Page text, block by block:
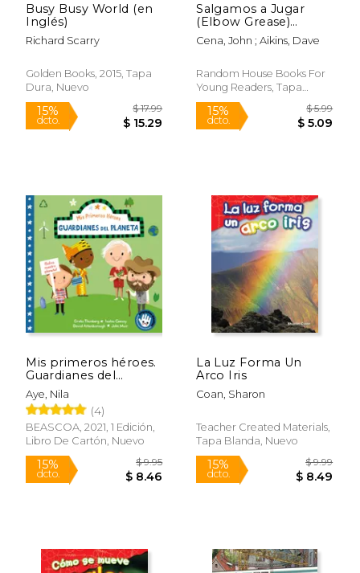
15%
dcto.
15%
dcto.
40%
dcto. $ 22.62 dcto.
Busy Busy World (en
Inglés)
Richard Scarry
Golden Books, 2015, Tapa
Dura, Nuevo
Salgamos a Jugar
(Elbow Grease)
(Leyendo a Pasos
(Step Into Reading))
Cena, John ; Aikins, Dave
Random House Books For
Young Readers, Tapa
Blanda, Nuevo
Mis primeros héroes.
Guardianes del
planeta
Aye, Nila
(4)
BEASCOA, 2021, 1 Edición,
Libro De Cartón, Nuevo
La Luz Forma Un
Arco Iris
Coan, Sharon
Teacher Created Materials,
Tapa Blanda, Nuevo